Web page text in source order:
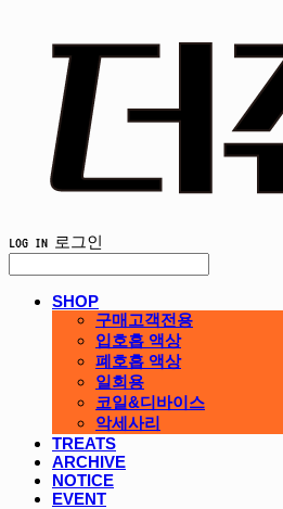
LOG IN 로그인
SHOP
구매고객전용
입호흡 액상
폐호흡 액상
일회용
코일&디바이스
악세사리
TREATS
ARCHIVE
NOTICE
EVENT